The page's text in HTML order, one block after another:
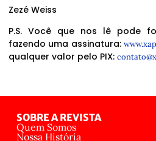
Zezé Weiss
P.S. Você que nos lê pode
fazendo uma assinatura:
qualquer valor pelo PIX:
SOBRE A REVISTA
Quem Somos
Nossa História